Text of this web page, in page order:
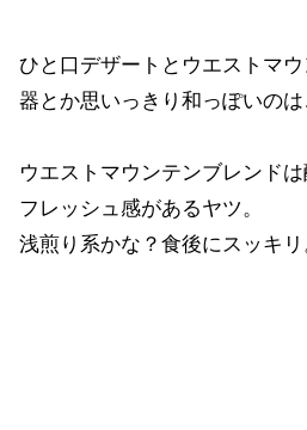
ひと口デザートとウエストマウ
器とか思いっきり和っぽいのは
ウエストマウンテンブレンド
フレッシュ感があるヤツ。
浅煎り系かな？食後にスッキリ